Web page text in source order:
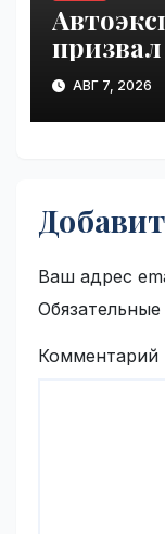
дорогах
АВГ 7, 2026
Ваш адрес
Комментарий